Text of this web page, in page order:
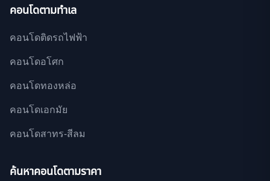
คอนโดตามทำเล
คอนโดติดรถไฟฟ้า
คอนโดอโศก
คอนโดทองหล่อ
คอนโดเอกมัย
คอนโดสาทร-สีลม
ค้นหาคอนโดตามราคา